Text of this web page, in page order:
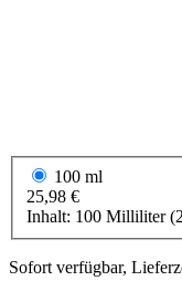
100 ml
25,98 €
Inhalt: 100 Milliliter
Sofort verfügbar,